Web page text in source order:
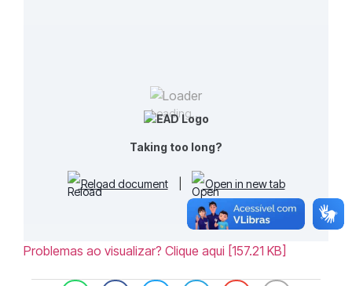
Loading...
Taking too long?
Reload document Open in new tab
Problemas ao visualizar? Clique aqui [157.21 KB]